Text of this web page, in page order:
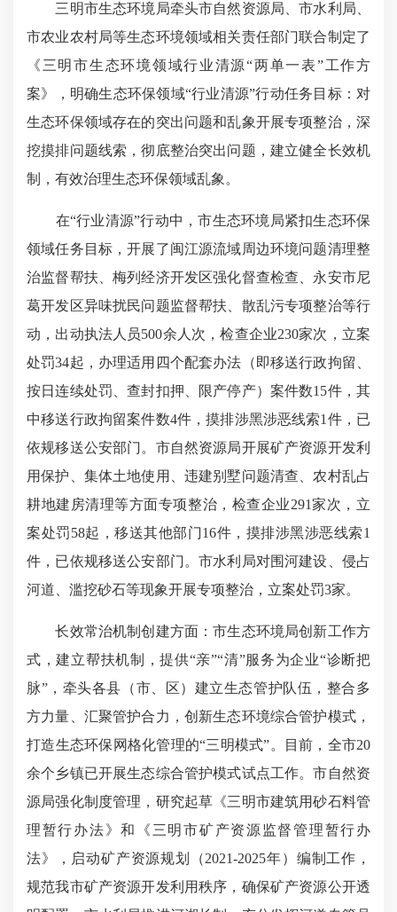
三明市生态环境局牵头市自然资源局、市水利局、
市农业农村局等生态环境领域相关责任部门联合制定了
《三明市生态环境领域行业清源“两单一表”工作方
案》，明确生态环保领域“行业清源”行动任务目标：对
生态环保领域存在的突出问题和乱象开展专项整治，深
挖摸排问题线索，彻底整治突出问题，建立健全长效机
制，有效治理生态环保领域乱象。
在“行业清源”行动中，市生态环境局紧扣生态环保
领域任务目标，开展了闽江源流域周边环境问题清理整
治监督帮扶、梅列经济开发区强化督查检查、永安市尼
葛开发区异味扰民问题监督帮扶、散乱污专项整治等行
动，出动执法人员500余人次，检查企业230家次，立案
处罚34起，办理适用四个配套办法（即移送行政拘留、
按日连续处罚、查封扣押、限产停产）案件数15件，其
中移送行政拘留案件数4件，摸排涉黑涉恶线索1件，已
依规移送公安部门。市自然资源局开展矿产资源开发利
用保护、集体土地使用、违建别墅问题清查、农村乱占
耕地建房清理等方面专项整治，检查企业291家次，立
案处罚58起，移送其他部门16件，摸排涉黑涉恶线索1
件，已依规移送公安部门。市水利局对围河建设、侵占
河道、滥挖砂石等现象开展专项整治，立案处罚3家。
长效常治机制创建方面：市生态环境局创新工作方
式，建立帮扶机制，提供“亲”“清”服务为企业“诊断把
脉”，牵头各县（市、区）建立生态管护队伍，整合多
方力量、汇聚管护合力，创新生态环境综合管护模式，
打造生态环保网格化管理的“三明模式”。目前，全市20
余个乡镇已开展生态综合管护模式试点工作。市自然资
源局强化制度管理，研究起草《三明市建筑用砂石料管
理暂行办法》和《三明市矿产资源监督管理暂行办
法》，启动矿产资源规划（2021-2025年）编制工作，
规范我市矿产资源开发利用秩序，确保矿产资源公开透